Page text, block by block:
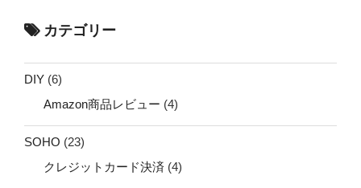
カテゴリー
DIY (6)
Amazon商品レビュー (4)
SOHO (23)
クレジットカード決済 (4)